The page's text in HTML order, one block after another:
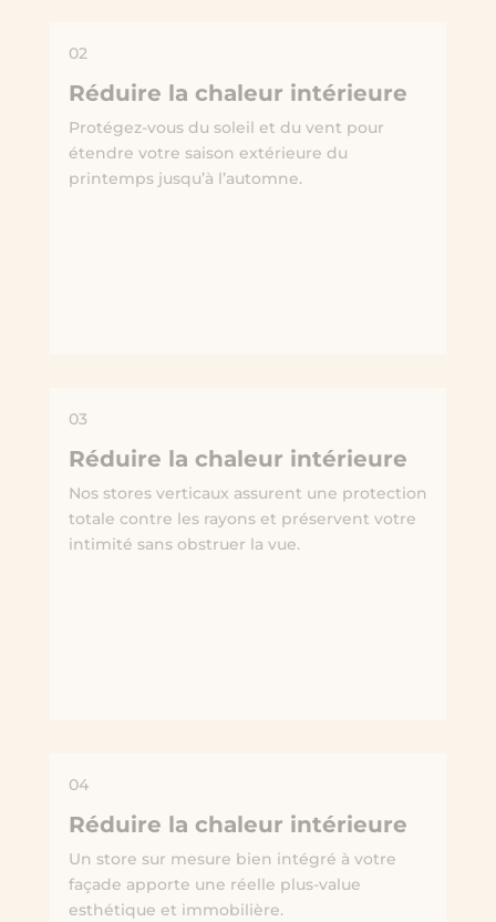
02
Réduire la chaleur intérieure
Protégez-vous du soleil et du vent pour
étendre votre saison extérieure du
printemps jusqu’à l’automne.
03
Réduire la chaleur intérieure
Nos stores verticaux assurent une protection
totale contre les rayons et préservent votre
intimité sans obstruer la vue.
04
Réduire la chaleur intérieure
Un store sur mesure bien intégré à votre
façade apporte une réelle plus-value
esthétique et immobilière.